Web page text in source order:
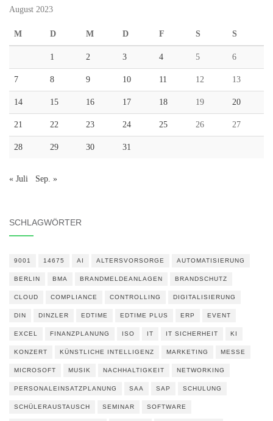
August 2023
M D M D F S S
1 2 3 4 5 6
7 8 9 10 11 12 13
14 15 16 17 18 19 20
21 22 23 24 25 26 27
28 29 30 31
« Juli Sep. »
SCHLAGWÖRTER
9001 14675 AI ALTERSVORSORGE AUTOMATISIERUNG
BERLIN BMA BRANDMELDEANLAGEN BRANDSCHUTZ
CLOUD COMPLIANCE CONTROLLING DIGITALISIERUNG
DIN DINZLER EDTIME EDTIME PLUS ERP EVENT
EXCEL FINANZPLANUNG ISO IT IT SICHERHEIT KI
KONZERT KÜNSTLICHE INTELLIGENZ MARKETING MESSE
MICROSOFT MUSIK NACHHALTIGKEIT NETWORKING
PERSONALEINSATZPLANUNG SAA SAP SCHULUNG
SCHÜLERAUSTAUSCH SEMINAR SOFTWARE